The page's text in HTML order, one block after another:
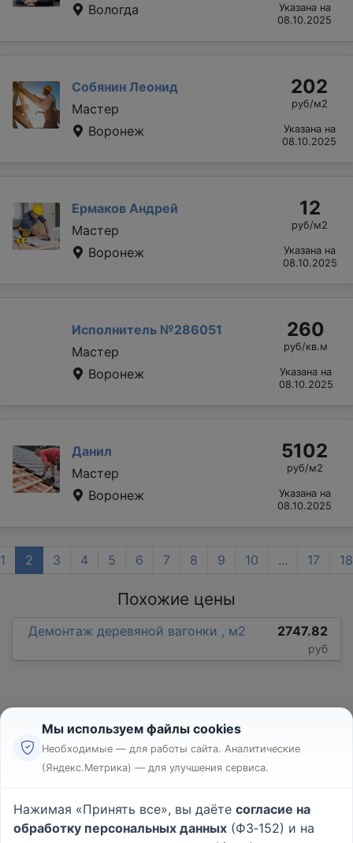
Вологда
Указана на
08.10.2025
Собянин Леонид
Мастер
Воронеж
202
руб/м2
Указана на
08.10.2025
Ермаков Андрей
Мастер
Воронеж
12
руб/м2
Указана на
08.10.2025
Исполнитель №286051
Мастер
Воронеж
260
руб/кв.м
Указана на
08.10.2025
Данил
Мастер
Воронеж
5102
руб/м2
Указана на
08.10.2025
1 2 3 4 5 6 7 8 9 10 ... 17 18
Похожие цены
Демонтаж деревяной вагонки , м2 2747.82
руб
Реклама
Пользовательское соглашение
Политика конфиденциальности
Мы используем файлы cookies
Необходимые — для работы сайта. Аналитические
(Яндекс.Метрика) — для улучшения сервиса.
Нажимая «Принять все», вы даёте согласие на
обработку персональных данных (ФЗ‑152) и на